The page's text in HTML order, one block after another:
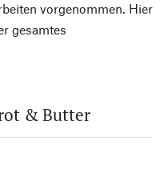
vorgenommen. Hier
gesamtes
& Butter